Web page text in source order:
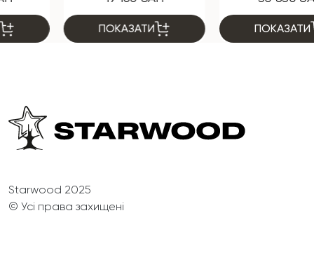
ПОКАЗАТИ ПОКАЗАТИ
Starwood 2025
© Усі права захищені